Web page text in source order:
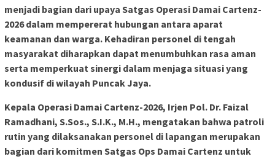
menjadi bagian dari upaya Satgas Operasi Damai Cartenz-
2026 dalam mempererat hubungan antara aparat
keamanan dan warga. Kehadiran personel di tengah
masyarakat diharapkan dapat menumbuhkan rasa aman
serta memperkuat sinergi dalam menjaga situasi yang
kondusif di wilayah Puncak Jaya.
Kepala Operasi Damai Cartenz-2026, Irjen Pol. Dr. Faizal
Ramadhani, S.Sos., S.I.K., M.H., mengatakan bahwa patroli
rutin yang dilaksanakan personel di lapangan merupakan
bagian dari komitmen Satgas Ops Damai Cartenz untuk